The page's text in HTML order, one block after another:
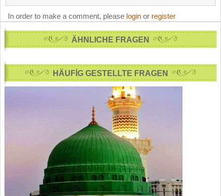
In order to make a comment, please login or register
ÄHNLICHE FRAGEN
HÄUFİG GESTELLTE FRAGEN